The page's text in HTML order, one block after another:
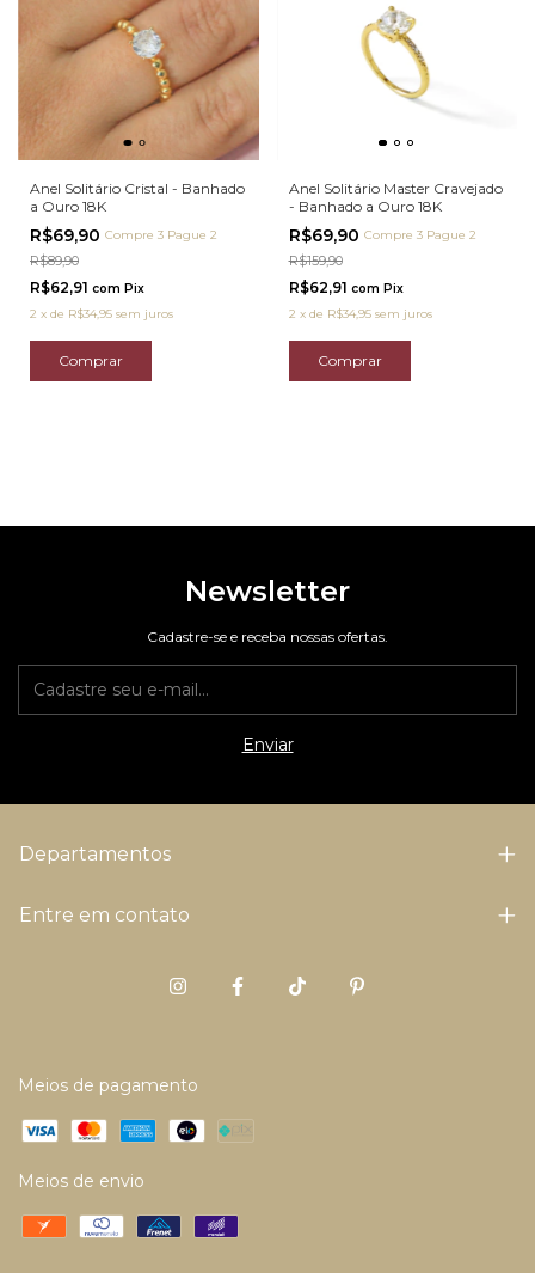
Anel Solitário Cristal - Banhado
a Ouro 18K
R$69,90 Compre 3 Pague 2
R$89,90
R$62,91 com Pix
2 x de R$34,95 sem juros
Comprar
Anel Solitário Master Cravejado
- Banhado a Ouro 18K
R$69,90 Compre 3 Pague 2
R$159,90
R$62,91 com Pix
2 x de R$34,95 sem juros
Comprar
Newsletter
Cadastre-se e receba nossas ofertas.
Departamentos
Entre em contato
Meios de pagamento
Meios de envio